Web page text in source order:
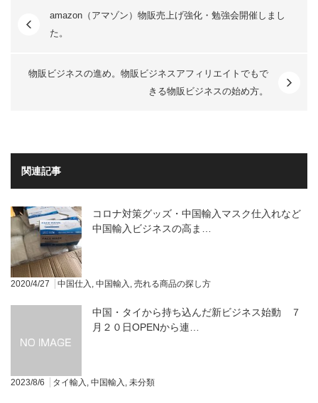
amazon（アマゾン）物販売上げ強化・勉強会開催しまし
た。
物販ビジネスの進め。物販ビジネスアフィリエイトでもで
きる物販ビジネスの始め方。
関連記事
コロナ対策グッズ・中国輸入マスク仕入れなど
中国輸入ビジネスの高ま…
2020/4/27 中国仕入 , 中国輸入 , 売れる商品の探し方
中国・タイから持ち込んだ新ビジネス始動 ７
月２０日OPENから連…
2023/8/6 タイ輸入 , 中国輸入 , 未分類